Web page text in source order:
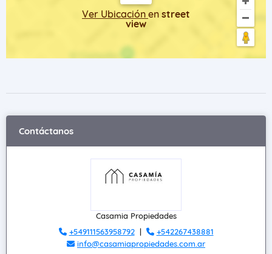
Ver Ubicación en street
view
Contáctanos
Casamia Propiedades
+549111563958792|
+542267438881
info@casamiapropiedades.com.ar